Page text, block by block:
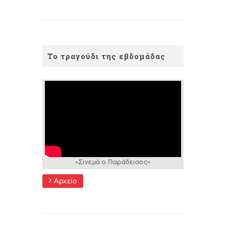
Το τραγούδι της εβδομάδας
«Σινεμά ο Παράδεισος»
Αρχείο